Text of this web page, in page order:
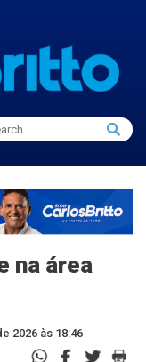
Search
na área
2026 às 18:46